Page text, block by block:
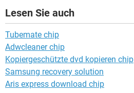
Lesen Sie auch
Tubemate chip
Adwcleaner chip
Kopiergeschützte dvd kopieren chip
Samsung recovery solution
Aris express download chip